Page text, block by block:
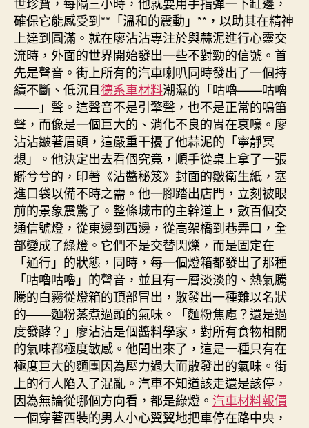
確保它能感受到**「溫和的震動」**，以助其在精神
上達到圓滿。就在廖沾沾專注於與蒜泥進行心靈交
流時，外面的世界開始發出一些不對勁的信號。首
先是聲音。街上所有的汽車喇叭同時發出了一個持
續不斷、低沉且德系車材料潮濕的「咕嚕——咕嚕
——」聲。這聲音不是引擎聲，也不是正常的鳴笛
聲，而像是一個巨大的、消化不良的胃在哀嚎。廖
沾沾皺著眉頭，這嚴重干擾了他蒜泥的「寧靜冥
想」。他決定出去看個究竟，順手從桌上拿了一張
髒兮兮的，印著《沾醬秘笈》封面的皺衛生紙，塞
進口袋以備不時之需。他一腳踏出店門，立刻被眼
前的景象震驚了。整條城市的主幹道上，數百個交
通信號燈，從東邊到西邊，從高架橋到巷弄口，全
部變成了綠燈。它們不是交替閃爍，而是固定在
「通行」的狀態，同時，每一個燈箱都發出了那種
「咕嚕咕嚕」的聲音，並且有一層淡淡的、熱氣騰
騰的白霧從燈箱的頂部冒出，散發出一種難以名狀
的——麵粉蒸煮過頭的氣味。「麵粉焦慮？還是過
度發酵？」廖沾沾是個醬料學家，對所有食物相關
的氣味都極度敏感。他聞出來了，這是一種只有在
極度巨大的麵團因為壓力過大而散發出的氣味。街
上的行人陷入了混亂。汽車不知道該走還是該停，
因為無論從哪個方向看，都是綠燈。 汽車材料報價
一個穿著西裝的男人小心翼翼地把車停在路中央，